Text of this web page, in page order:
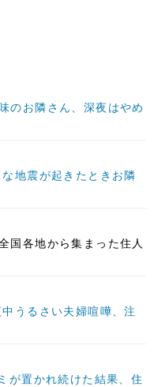
のお隣さん、深夜はやめ
地震が起きたときお隣
国各地から集まった住人
うるさい夫婦喧嘩、注
が置かれ続けた結果、住